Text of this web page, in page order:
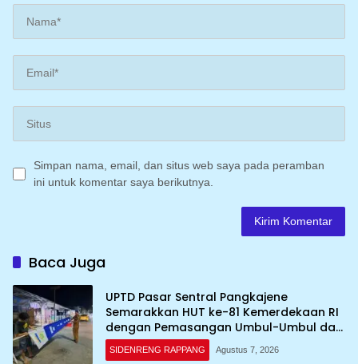
Simpan nama, email, dan situs web saya pada peramban
ini untuk komentar saya berikutnya.
Baca Juga
UPTD Pasar Sentral Pangkajene
Semarakkan HUT ke-81 Kemerdekaan RI
dengan Pemasangan Umbul-Umbul dan
Dekorasi Merah Putih
SIDENRENG RAPPANG Agustus 7, 2026